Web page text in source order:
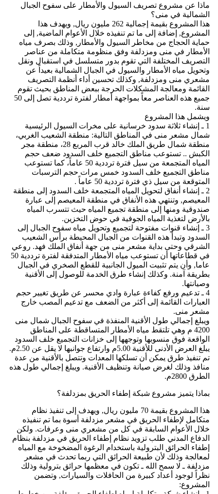
ماذا عن مشروع تصريف السيول والأمطار على سفوح الجبال
الشمالية في منى؟
هذا المشروع بقيمة إجمالية 262 مليون ريال, ويهدف هذا
المشروع, إضافة إلى ما تم تنفيذه خلال الأعوام الماضية, إلى
حماية الحجاج من مخاطر السيول والأمطار, وذلك بصرف مياه
الأمطار في منى ومزدلفة وفق منظومة متكاملة من عناصر
التصريف المختلفة التي تقوم بدور متسلسل في استقبال ونقل
وتحويل مياه الأمطار والسيول في الجبال الشمالية بعيداً عن
مشعري منى ومزدلفة, وكذلك تحسين أداء أنظمة التصريف
القائمة ومعالجة المشكلات الحرجة ببعض المناطق بحيث تقوم
جميع هذه العناصر معاً بمواجهة أمطار لفترة ترددية تصل إلى 50
سنة.
ويشمل هذا المشروع
1 ـ إنشاء ثلاثة سدود خرسانية على مخرات السيول الرئيسية
شمال مشعر منى في المناطق التالية: منطقة الشعيب الغربي،
منطقة شمال طريق الملك خالد قرب المربع 28، منطقة مجر
الكبش .. تستوعب مناطق التجميع خلف السدود ضعف حجم
المياه المتجمعة من سيل فترة ترددية 50 عاماً، كما تستوعب
مناطق التجميع خلف السدود خمس مرات حجم الترسبات
المتوقعة من سيل ذي فترة ترددية 50 عاماً .
2 ـ إنشاء أنفاق لتحويل المياه المتجمعة خلف السدود إلى منطقة
المعيصم, وتنتهي هذه الأنفاق في منطقة المعيصم إلى عبارة
صندوقية ومنها إلى منطقة تجميع المياه حيث تتسرب المياه
بالأرض لتغذية المياه الجوفية في حوض التخزين.
3 ـ إنشاء قنوات مفتوحة لتجميع وتحويل مياه سفوح الجبال إلى
السدود وتبدأ هذه القنوات من الجبال المحيطة برأس الشعيب
الشرقي وحتى بداية مشعر منى من جهة أنفاق الملك فهد. روعي
في قطاعاتها أن تستوعب مياه الأمطار المتدفقة لفترة ترددية 50
عاما, وأن يتم تثبيت الميول الجانبية للقطع الصخري في الجبال
بطريقة آمنة. وكذلك إنشاء طرق الخدمة للوصول إلى الأقنية
وصيانتها.
4 ـ تدعيم ورفع كفاءة عبارة وادي محسر عن طريق تغيير حجم
العبارات القائمة إلى أكثر من الضعف مع تدعيم المصب خارج
مشعر منى.
ويبلغ إجمالي طول الأقنية المنفذة في سفوح الجبال شمال منى
4200 م وهي تلتقط مياه الأمطار المتساقطة على المناطق
الواقعة فوق منسوبها وتوجهها إلى خزانات التجميع خلف السدود
يبلغ العرض الأدنى للأقنية 5.00م وارتفاع جوانبها لا يقل عن 2.50م.
تم تنفيذ طرق يمكن أن تسلكها المعدات وتتصل بالأقنية من عدة
منافذ وذلك لغرض صيانة وتنظيف الأقنية. ويبلغ إجمالي طول هذه
الطرق 2800م.
بماذا يتميز مشروع شبكة إطفاء الحريق بمزدلفة؟
هذا المشروع بقيمة 70 مليون ريال, ويهدف إلى تنفيذ نظام
متكامل لإطفاء الحريق في مشعر مزدلفة أسوة بما تم تنفيذه
خلال الأعوام السابقة في كل من مشعري منى وعرفات. ولكن
الدفاع المدني طلب تزويد نظام إطفاء الحريق في مزدلفة بنظام
إطفاء الحرائق البترولية باستخدام الرغوة المضخوخة مع المياه
لمعالجة وذلك لأن طبيعة الحرائق التي ربما تحدث في مشعر
مزدلفة ـ لا سمح الله ـ تكون في معظمها حرائق بترولية وذلك
نظراً لوجود أعداد كبيرة من الحافلات والسيارات, وتضمن
المشروع: